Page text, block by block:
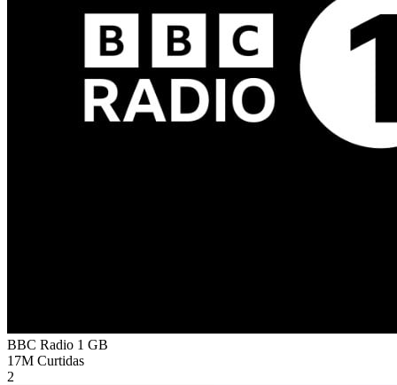
BBC Radio 1 GB
17M Curtidas
2